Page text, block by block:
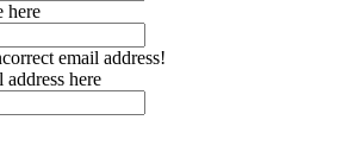
here
email address!
address here